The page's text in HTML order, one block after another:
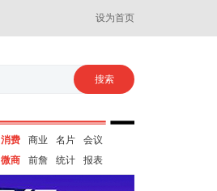
设为首页
消费 商业 名片
会议
微商
前詹 统计 报表